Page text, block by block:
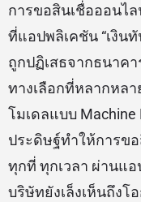
การขอสินเชื่อออนไ
ที่แอปพลิเคชัน “เงิน
ถูกปฏิเสธจากธนาค
ทางเลือกที่หลากหล
โมเดลแบบ
ประดิษฐ์ทำให้การข
ทุกที่ ทุกเวลา ผ่านแ
บริษัทยังเล็งเห็นถึงโ